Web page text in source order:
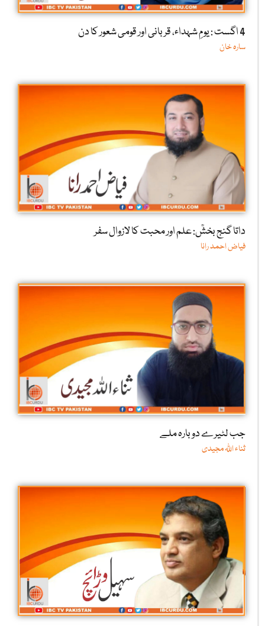
4 اگست : یومِ شہداء، قربانی اور قومی شعور کا دن
سارہ خان
داتا گنج بخشؒ: علم اور محبت کا لازوال سفر
فیاض احمد رانا
جب لٹیرے دوبارہ ملے
ثناء اللّٰہ مجیدی